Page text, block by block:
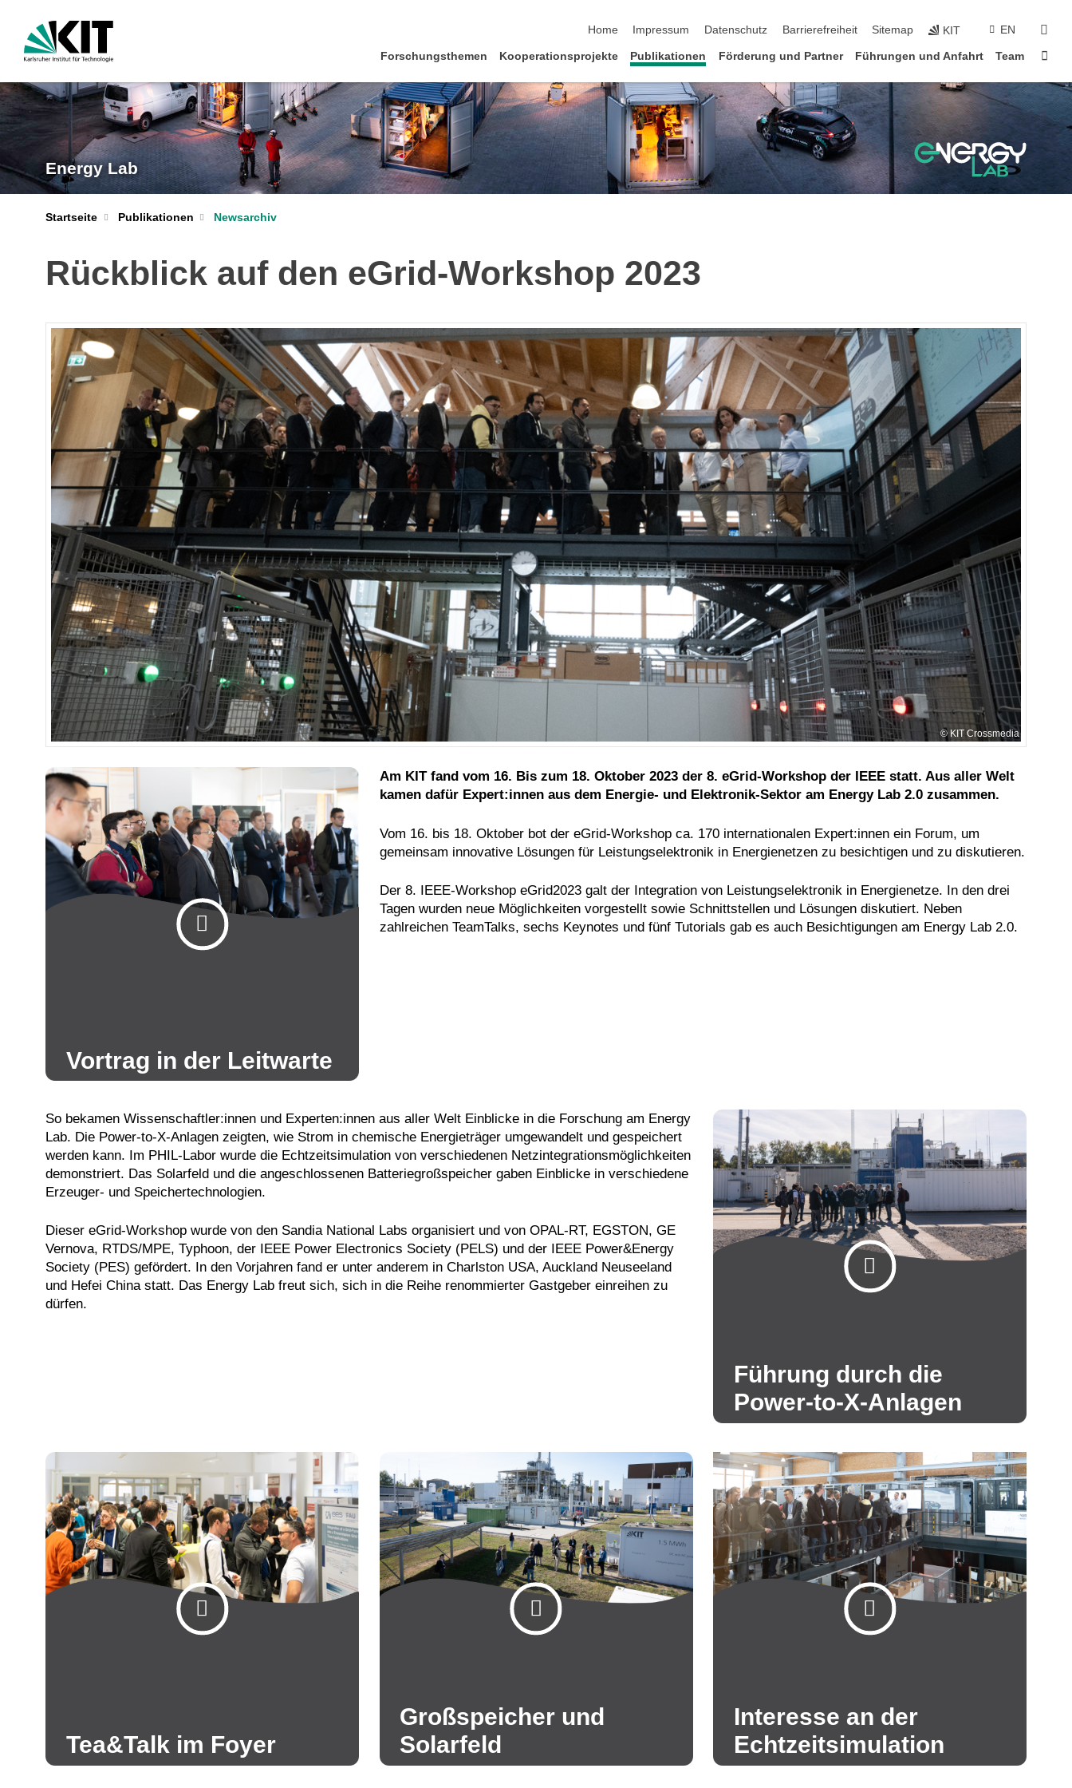
Home
Impressum Datenschutz Barrierefreiheit Sitemap KIT EN
Forschungsthemen Kooperationsprojekte Publikationen Förderung und Partner Führungen und Anfahrt Team
Energy Lab
Startseite Publikationen Newsarchiv
Rückblick auf den eGrid-Workshop 2023
KIT Crossmedia
Vortrag in der Leitwarte
Am KIT fand vom 16. Bis zum 18. Oktober 2023 der 8. eGrid-Workshop der IEEE statt. Aus aller Welt
kamen dafür Expert:innen aus dem Energie- und Elektronik-Sektor am Energy Lab 2.0 zusammen.
Vom 16. bis 18. Oktober bot der eGrid-Workshop ca. 170 internationalen Expert:innen ein Forum, um
gemeinsam innovative Lösungen für Leistungselektronik in Energienetzen zu besichtigen und zu diskutieren.
Der 8. IEEE-Workshop eGrid2023 galt der Integration von Leistungselektronik in Energienetze. In den drei
Tagen wurden neue Möglichkeiten vorgestellt sowie Schnittstellen und Lösungen diskutiert. Neben
zahlreichen TeamTalks, sechs Keynotes und fünf Tutorials gab es auch Besichtigungen am Energy Lab 2.0.
So bekamen Wissenschaftler:innen und Experten:innen aus aller Welt Einblicke in die Forschung am Energy
Lab. Die Power-to-X-Anlagen zeigten, wie Strom in chemische Energieträger umgewandelt und gespeichert
werden kann. Im PHIL-Labor wurde die Echtzeitsimulation von verschiedenen Netzintegrationsmöglichkeiten
demonstriert. Das Solarfeld und die angeschlossenen Batteriegroßspeicher gaben Einblicke in verschiedene
Erzeuger- und Speichertechnologien.
Dieser eGrid-Workshop wurde von den Sandia National Labs organisiert und von OPAL-RT, EGSTON, GE
Vernova, RTDS/MPE, Typhoon, der IEEE Power Electronics Society (PELS) und der IEEE Power&Energy
Society (PES) gefördert. In den Vorjahren fand er unter anderem in Charlston USA, Auckland Neuseeland
und Hefei China statt. Das Energy Lab freut sich, sich in die Reihe renommierter Gastgeber einreihen zu
dürfen.
Führung durch die
Power-to-X-Anlagen
Tea&Talk im Foyer
Großspeicher und
Solarfeld
Interesse an der
Echtzeitsimulation